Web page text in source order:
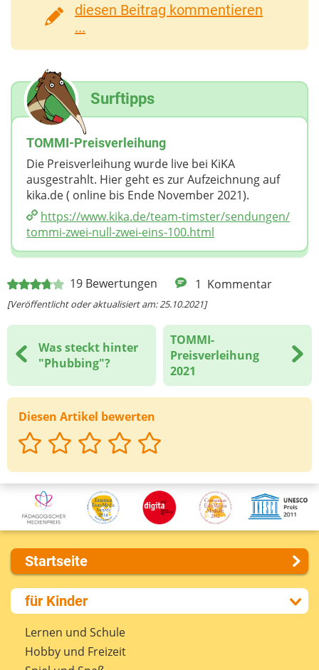
diesen Beitrag kommentieren
...
19 Bewertungen 1 Kommentar
[Veröffentlicht oder aktualisiert am: 25.10.2021]
Was steckt hinter
"Phubbing"?
TOMMI-
Preisverleihung
2021
Diesen Artikel bewerten
Surftipps
TOMMI-Preisverleihung
Die Preisverleihung wurde live bei KiKA
ausgestrahlt. Hier geht es zur Aufzeichnung auf
kika.de ( online bis Ende November 2021).
https://www.kika.de/​team-timster/​sendungen/​
tommi-zwei-null-zwei-eins-100.html
Startseite
Über uns
Presse
Kontakt
Impressum
für Kinder
Lernen und Schule
Hobby und Freizeit